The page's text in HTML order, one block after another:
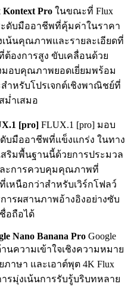
Kontext Pro ในขณะที่ Flux
ะดับมืออาชีพที่คุ้มค่าในราคา
งเน้นคุณภาพและรายละเอียดที่
ต้องการสูง ขับเคลื่อนด้วย
มอบคุณภาพยอดเยี่ยมพร้อม
ำหรับโปรเจกต์เชิงพาณิชย์ที่
ม่ำเสมอ
[pro] FLUX.1 [pro] มอบ
บมืออาชีพที่แข็งแกร่ง ในทาง
สริมพื้นฐานนี้ด้วยการประมวล
ะการควบคุมคุณภาพที่
เหนือกว่าสำหรับเวิร์กโฟลว์
การผสานภาพอ้างอิงอย่างซับ
อถือได้
Nano Banana Pro Google
านความเข้าใจเชิงความหมาย
าษา และเอาต์พุต 4K Flux
ารมุ่งเน้นการรับรู้บริบทหลาย